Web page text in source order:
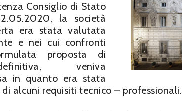
Consiglio di Stato
la società
era stata valutata
e nei cui confronti
proposta di
veniva
in quanto era stata
alcuni requisiti tecnico – professionali.